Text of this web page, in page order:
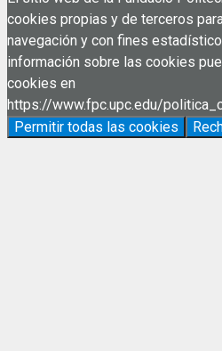
cookies propias y de terceros
navegación y con fines
información sobre las cookies
cookies en
https://www.fpc.upc.edu/
Permitir todas las cookies